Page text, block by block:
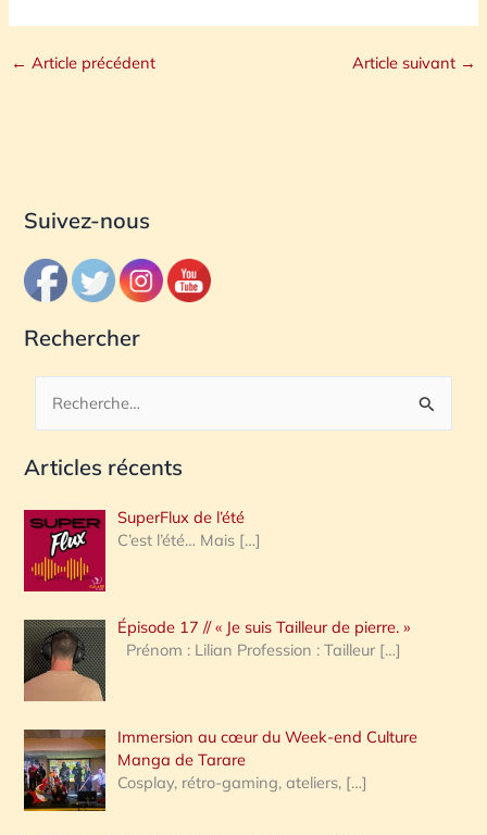
← Article précédent Article suivant →
Suivez-nous
Rechercher
c
e
r
c
h
e
:
Articles récents
SuperFlux de l’été
C’est l’été… Mais […]
Épisode 17 // « Je suis Tailleur de pierre. »
Prénom : Lilian Profession : Tailleur […]
Immersion au cœur du Week-end Culture
Manga de Tarare
Cosplay, rétro-gaming, ateliers, […]